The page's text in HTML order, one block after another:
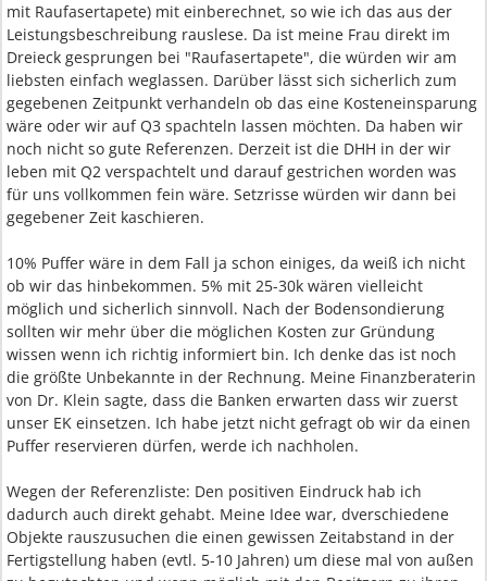
mit Raufasertapete) mit einberechnet, so wie ich das aus der
Leistungsbeschreibung rauslese. Da ist meine Frau direkt im
Dreieck gesprungen bei "Raufasertapete", die würden wir am
liebsten einfach weglassen. Darüber lässt sich sicherlich zum
gegebenen Zeitpunkt verhandeln ob das eine Kosteneinsparung
wäre oder wir auf Q3 spachteln lassen möchten. Da haben wir
noch nicht so gute Referenzen. Derzeit ist die DHH in der wir
leben mit Q2 verspachtelt und darauf gestrichen worden was
für uns vollkommen fein wäre. Setzrisse würden wir dann bei
gegebener Zeit kaschieren.
10% Puffer wäre in dem Fall ja schon einiges, da weiß ich nicht
ob wir das hinbekommen. 5% mit 25-30k wären vielleicht
möglich und sicherlich sinnvoll. Nach der Bodensondierung
sollten wir mehr über die möglichen Kosten zur Gründung
wissen wenn ich richtig informiert bin. Ich denke das ist noch
die größte Unbekannte in der Rechnung. Meine Finanzberaterin
von Dr. Klein sagte, dass die Banken erwarten dass wir zuerst
unser EK einsetzen. Ich habe jetzt nicht gefragt ob wir da einen
Puffer reservieren dürfen, werde ich nachholen.
Wegen der Referenzliste: Den positiven Eindruck hab ich
dadurch auch direkt gehabt. Meine Idee war, dverschiedene
Objekte rauszusuchen die einen gewissen Zeitabstand in der
Fertigstellung haben (evtl. 5-10 Jahren) um diese mal von außen